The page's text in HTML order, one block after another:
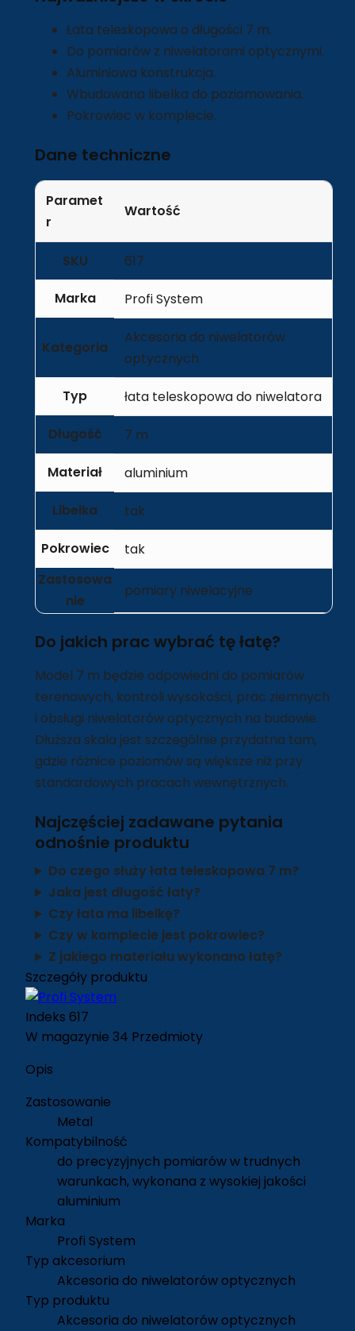
Łata teleskopowa o długości 7 m.
Do pomiarów z niwelatorami optycznymi.
Aluminiowa konstrukcja.
Wbudowana libelka do poziomowania.
Pokrowiec w komplecie.
Dane techniczne
Paramet
r
Wartość
SKU 617
Marka Profi System
Kategoria
Akcesoria do niwelatorów
optycznych
Typ łata teleskopowa do niwelatora
Długość 7 m
Materiał aluminium
Libelka tak
Pokrowiec
tak
Zastosowa
nie
pomiary niwelacyjne
Do jakich prac wybrać tę łatę?
Model 7 m będzie odpowiedni do pomiarów
terenowych, kontroli wysokości, prac ziemnych
i obsługi niwelatorów optycznych na budowie.
Dłuższa skala jest szczególnie przydatna tam,
gdzie różnice poziomów są większe niż przy
standardowych pracach wewnętrznych.
Najczęściej zadawane pytania
odnośnie produktu
Do czego służy łata teleskopowa 7 m?
Jaka jest długość łaty?
Czy łata ma libelkę?
Czy w komplecie jest pokrowiec?
Z jakiego materiału wykonano łatę?
Szczegóły produktu
Indeks 617
W magazynie 34 Przedmioty
Opis
Zastosowanie
Metal
Kompatybilność
do precyzyjnych pomiarów w trudnych
warunkach, wykonana z wysokiej jakości
aluminium
Marka
Profi System
Typ akcesorium
Akcesoria do niwelatorów optycznych
Typ produktu
Akcesoria do niwelatorów optycznych